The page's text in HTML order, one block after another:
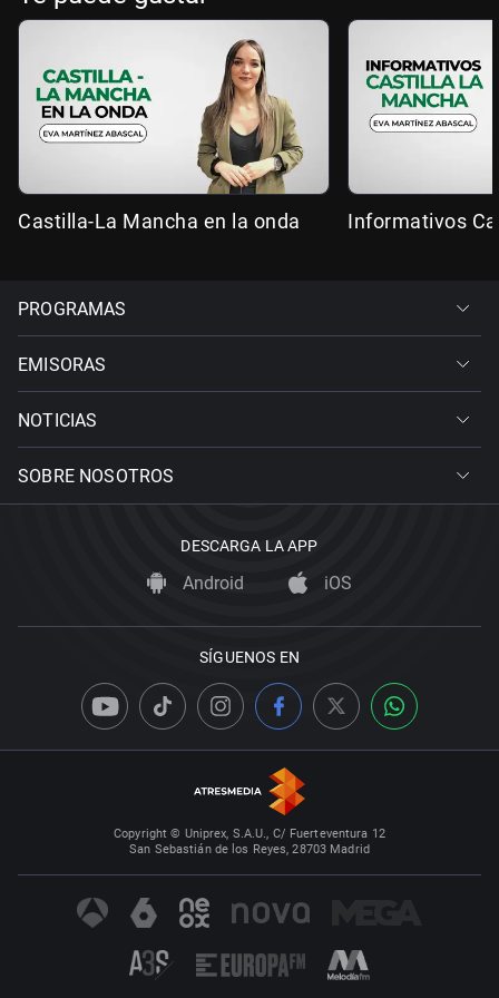
Castilla-La Mancha en la onda Informativos
PROGRAMAS
EMISORAS
NOTICIAS
SOBRE NOSOTROS
DESCARGA LA APP
Android iOS
SÍGUENOS EN
Copyright © Uniprex, S.A.U., C/ Fuerteventura 12
San Sebastián de los Reyes, 28703 Madrid